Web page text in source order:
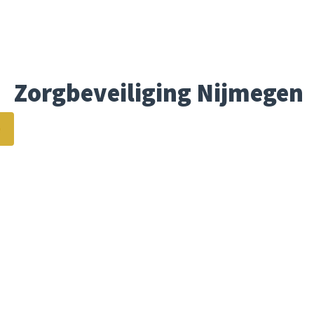
Zorgbeveiliging Nijmegen